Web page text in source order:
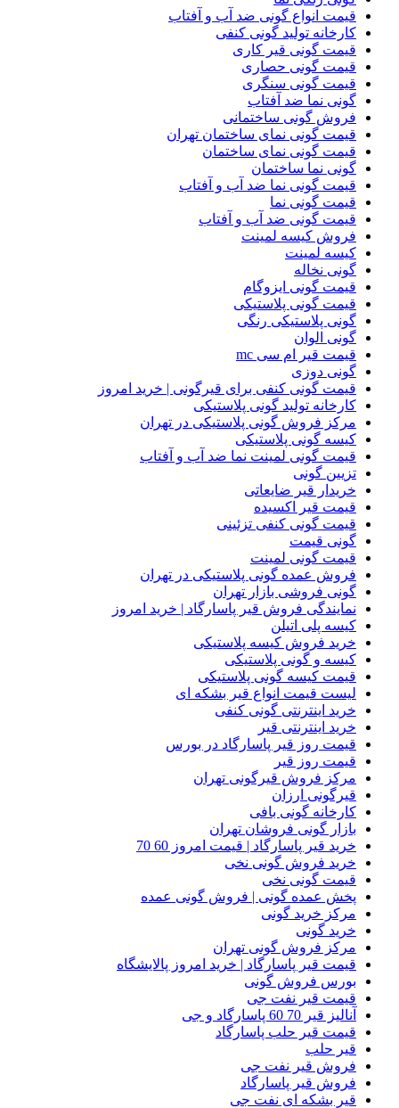
قیمت انواع گونی ضد آب و آفتاب
کارخانه تولید گونی کنفی
قیمت گونی قیر کاری
قیمت گونی حصاری
قیمت گونی سنگری
گونی نما ضد آفتاب
فروش گونی ساختمانی
قیمت گونی نمای ساختمان تهران
قیمت گونی نمای ساختمان
گونی نما ساختمان
قیمت گونی نما ضد آب و آفتاب
قیمت گونی نما
قیمت گونی ضد آب و آفتاب
فروش کیسه لمینت
کیسه لمینت
گونی نخاله
قیمت گونی ایزوگام
قیمت گونی پلاستیکی
گونی پلاستیکی رنگی
گونی الوان
قیمت قیر ام سی mc
گونی دوزی
قیمت گونی کنفی برای قیرگونی | خرید امروز
کارخانه تولید گونی پلاستیکی
مرکز فروش گونی پلاستیکی در تهران
کیسه گونی پلاستیکی
قیمت گونی لمینت نما ضد آب و آفتاب
تزیین گونی
خریدار قیر ضایعاتی
قیمت قیر اکسیده
قیمت گونی کنفی تزئینی
گونی قیمت
قیمت گونی لمینت
فروش عمده گونی پلاستیکی در تهران
گونی فروشی بازار تهران
نمایندگی فروش قیر پاسارگاد | خرید امروز
کیسه پلی اتیلن
خرید فروش کیسه پلاستیکی
کیسه و گونی پلاستیکی
قیمت کیسه گونی پلاستیکی
لیست قیمت انواع قیر بشکه ای
خرید اینترنتی گونی کنفی
خرید اینترنتی قیر
قیمت روز قیر پاسارگاد در بورس
قیمت روز قیر
مرکز فروش قیرگونی تهران
قیرگونی ارزان
کارخانه گونی بافی
بازار گونی فروشان تهران
خرید قیر پاسارگاد | قیمت امروز 60 70
خرید فروش گونی نخی
قیمت گونی نخی
پخش عمده گونی | فروش گونی عمده
مرکز خرید گونی
خرید گونی
مرکز فروش گونی تهران
قیمت قیر پاسارگاد | خرید امروز پالایشگاه
بورس فروش گونی
قیمت قیر نفت جی
آنالیز قیر 70 60 پاسارگاد و جی
قیمت قیر حلب پاسارگاد
قیر حلب
فروش قیر نفت جی
فروش قیر پاسارگاد
قیر بشکه ای نفت جی